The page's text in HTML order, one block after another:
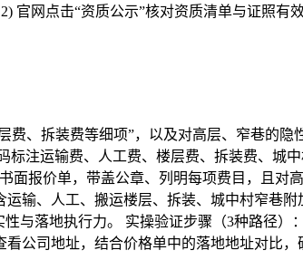
网点击“资质公示”核对资质清单与证照有
、拆装费等细项”，以及对高层、窄巷的隐
注运输费、人工费、楼层费、拆装费、城
报价单，带盖公章、列明每项费目，且对
输、人工、搬运楼层、拆装、城中村窄巷
与落地执行力。 实操验证步骤（3种路径）
公司地址，结合价格单中的落地地址对比，